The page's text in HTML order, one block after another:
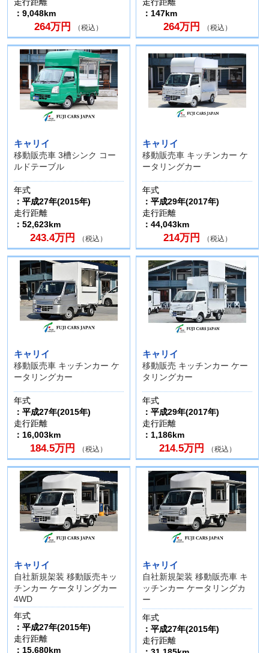
走行距離
：9,048km
264万円 （税込）
走行距離
：147km
264万円 （税込）
キャリイ
移動販売車 3槽シンク コー
ルドテーブル
年式
：平成27年(2015年)
走行距離
：52,623km
243.4万円 （税込）
キャリイ
移動販売車 キッチンカー ケ
ータリングカー
年式
：平成29年(2017年)
走行距離
：44,043km
214万円 （税込）
キャリイ
移動販売車 キッチンカー ケ
ータリングカー
年式
：平成27年(2015年)
走行距離
：16,003km
184.5万円 （税込）
キャリイ
移動販売 キッチンカー ケー
タリングカー
年式
：平成29年(2017年)
走行距離
：1,186km
214.5万円 （税込）
キャリイ
自社新規架装 移動販売キッ
チンカー ケータリングカー
4WD
年式
：平成27年(2015年)
走行距離
：15,680km
キャリイ
自社新規架装 移動販売車 キ
ッチンカー ケータリングカ
ー
年式
：平成27年(2015年)
走行距離